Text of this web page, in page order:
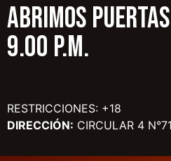
ABRIMOS
9.00 P.M.
RESTRICCIONES: +18
DIRECCIÓN: CIRCULAR 4